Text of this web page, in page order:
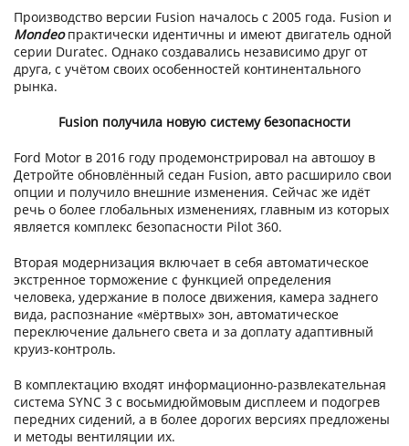
Производство версии Fusion началось с 2005 года. Fusion и
Mondeo практически идентичны и имеют двигатель одной
серии Duratec. Однако создавались независимо друг от
друга, с учётом своих особенностей континентального
рынка.
Fusion получила новую систему безопасности
Ford Motor в 2016 году продемонстрировал на автошоу в
Детройте обновлённый седан Fusion, авто расширило свои
опции и получило внешние изменения. Сейчас же идёт
речь о более глобальных изменениях, главным из которых
является комплекс безопасности Pilot 360.
Вторая модернизация включает в себя автоматическое
экстренное торможение с функцией определения
человека, удержание в полосе движения, камера заднего
вида, распознание «мёртвых» зон, автоматическое
переключение дальнего света и за доплату адаптивный
круиз-контроль.
В комплектацию входят информационно-развлекательная
система SYNC 3 с восьмидюймовым дисплеем и подогрев
передних сидений, а в более дорогих версиях предложены
и методы вентиляции их.